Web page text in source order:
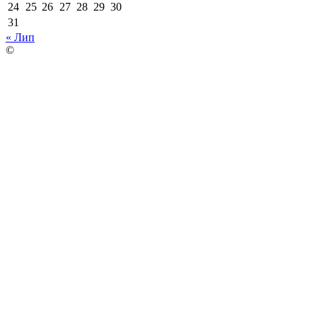
24 25 26 27 28 29 30
31
« Лип
©